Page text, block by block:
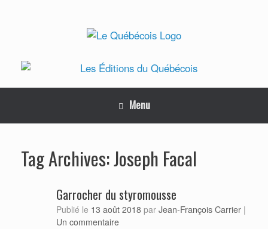
Menu
Tag Archives:Joseph Facal
Garrocher du styromousse
Publié le 13 août 2018 par Jean-François Carrier|
Un commentaire